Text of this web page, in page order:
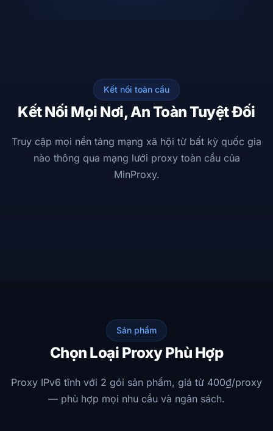
Kết nối toàn cầu
Kết Nối Mọi Nơi, An Toàn Tuyệt Đối
Truy cập mọi nền tảng mạng xã hội từ bất kỳ quốc gia
nào thông qua mạng lưới proxy toàn cầu của
MinProxy.
Sản phẩm
Chọn Loại Proxy Phù Hợp
Proxy IPv6 tĩnh với 2 gói sản phẩm, giá từ 400₫/proxy
— phù hợp mọi nhu cầu và ngân sách.